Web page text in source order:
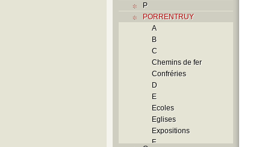
P
PORRENTRUY
A
B
C
Chemins de fer
Confréries
D
E
Ecoles
Eglises
Expositions
F